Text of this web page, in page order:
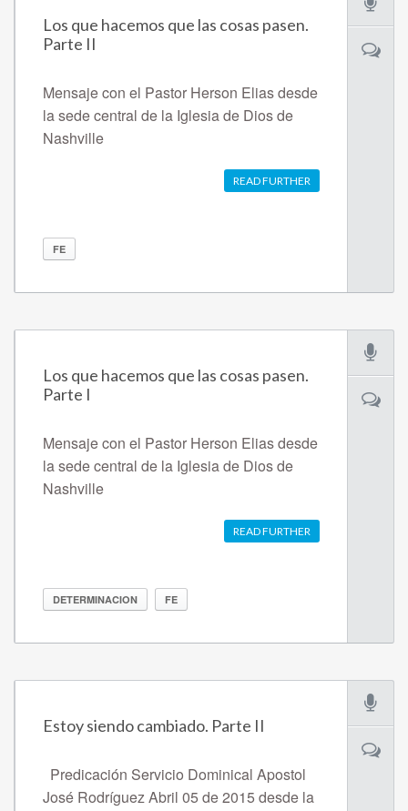
Los que hacemos que las cosas pasen.
Parte II
Mensaje con el Pastor Herson Elias desde
la sede central de la Iglesia de Dios de
Nashville
READ FURTHER
FE
Los que hacemos que las cosas pasen.
Parte I
Mensaje con el Pastor Herson Elias desde
la sede central de la Iglesia de Dios de
Nashville
READ FURTHER
DETERMINACION FE
Estoy siendo cambiado. Parte II
Predicación Servicio Dominical Apostol
José Rodríguez Abril 05 de 2015 desde la